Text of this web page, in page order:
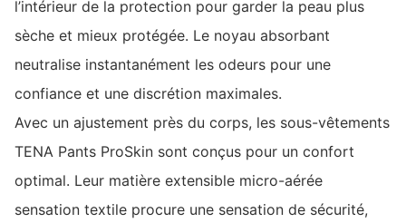
l’intérieur de la protection pour garder la peau plus
sèche et mieux protégée. Le noyau absorbant
neutralise instantanément les odeurs pour une
confiance et une discrétion maximales.
Avec un ajustement près du corps, les sous-vêtements
TENA Pants ProSkin sont conçus pour un confort
optimal. Leur matière extensible micro-aérée
sensation textile procure une sensation de sécurité,